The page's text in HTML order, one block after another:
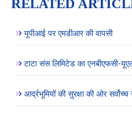
RELATED
यूपीआई पर एमडीआर की वापसी
टाटा संस लिमिटेड का एनबीएफसी-
आर्द्रभूमियों की सुरक्षा की ओर